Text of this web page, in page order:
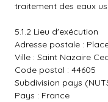
traitement des eaux
5.1.2 Lieu d'exécution
Adresse postale :
Ville : Saint Nazaire
Code postal : 44605
Subdivision pays
Pays : France